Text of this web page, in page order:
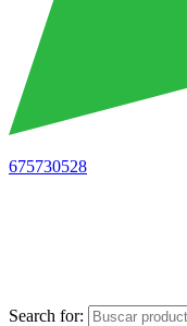
675730528
Search for: